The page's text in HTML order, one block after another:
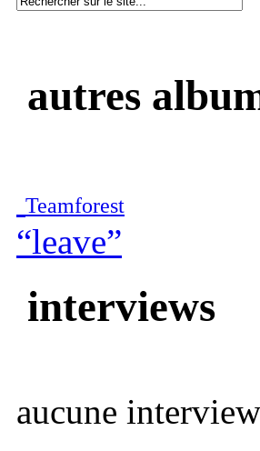
autres
Teamforest
“leave”
interviews
aucune